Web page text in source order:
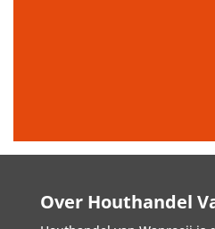
Over Houthandel